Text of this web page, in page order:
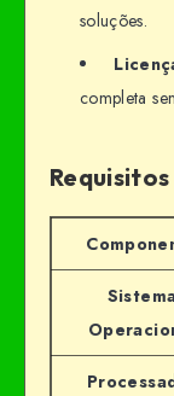
soluções.
completa